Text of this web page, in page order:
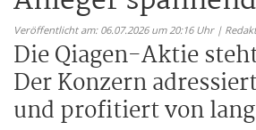
Veröffentlicht am: 06.07.2026 um 20:16 Uhr |
Die Qiagen-Aktie
Der Konzern
und profitiert von